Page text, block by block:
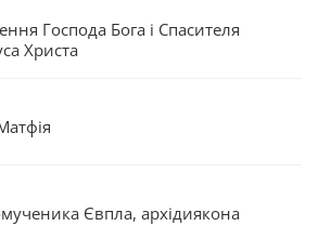
Господа Бога і Спасителя
Христа
Євпла, архідиякона